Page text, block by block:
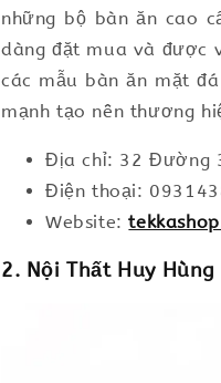
những bộ bàn ăn cao
dàng đặt mua và được
các mẫu bàn ăn mặt
mạnh tạo nên thương
Địa chỉ: 32 Đường
Điện thoại:
Website:
2. Nội Thất Huy Hùng